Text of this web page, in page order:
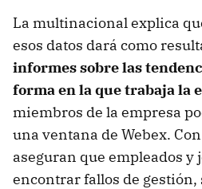
La multinacional explica
esos datos dará como
informes sobre las
forma en la que trabaja la
miembros de la empresa
una ventana de Webex.
aseguran que empleados y
encontrar fallos de gestión,